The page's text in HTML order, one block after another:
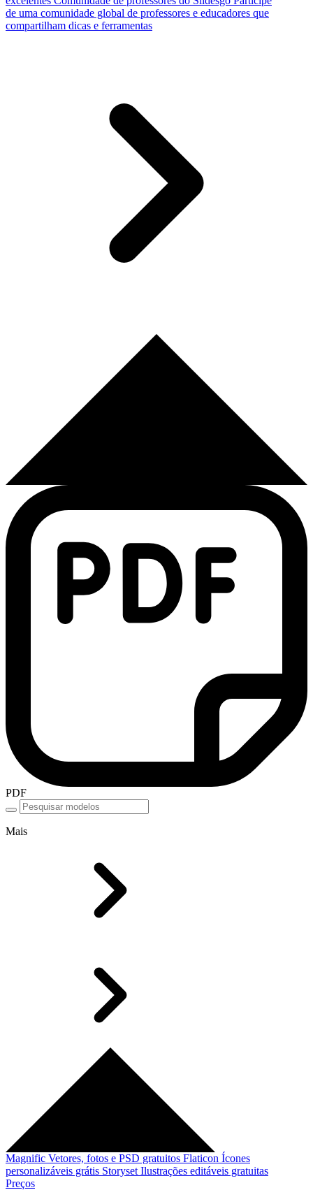
de uma comunidade global de professores e educadores que
compartilham dicas e ferramentas
PDF
Mais
Magnific Vetores, fotos e PSD gratuitos Flaticon Ícones
personalizáveis grátis Storyset Ilustrações editáveis gratuitas
Preços